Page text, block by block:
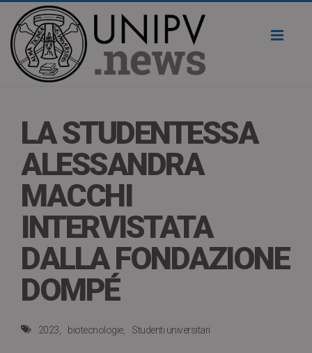
LA STUDENTESSA
ALESSANDRA
MACCHI
INTERVISTATA
DALLA FONDAZIONE
DOMPÉ
2023 biotecnologie Studenti universitari